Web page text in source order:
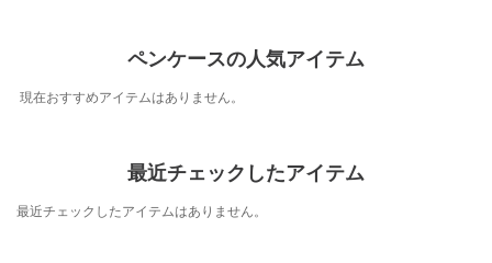
ペンケースの人気アイテム
現在おすすめアイテムはありません。
最近チェックしたアイテム
最近チェックしたアイテムはありません。